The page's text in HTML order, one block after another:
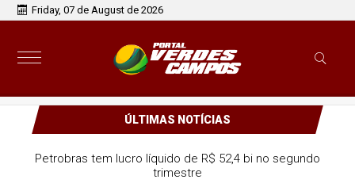
Friday, 07 de August de 2026
ÚLTIMAS NOTÍCIAS
Petrobras tem lucro líquido de R$ 52,4 bi no segundo
trimestre